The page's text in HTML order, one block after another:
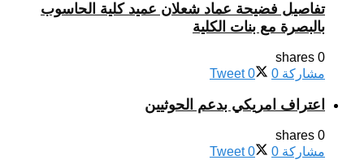
تفاصيل فضيحة عماد شعلان عميد كلية الحاسوب
بالبصرة مع بنات الكلية
0 shares
مشاركة 0
Tweet 0
اعتراف امريكي بدعم الحوثيين
0 shares
مشاركة 0
Tweet 0